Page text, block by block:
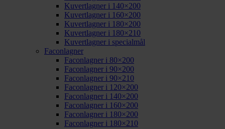
Kuvertlagner i 140×200
Kuvertlagner i 160×200
Kuvertlagner i 180×200
Kuvertlagner i 180×210
Kuvertlagner i specialmål
Faconlagner
Faconlagner i 80×200
Faconlagner i 90×200
Faconlagner i 90×210
Faconlagner i 120×200
Faconlagner i 140×200
Faconlagner i 160×200
Faconlagner i 180×200
Faconlagner i 180×210